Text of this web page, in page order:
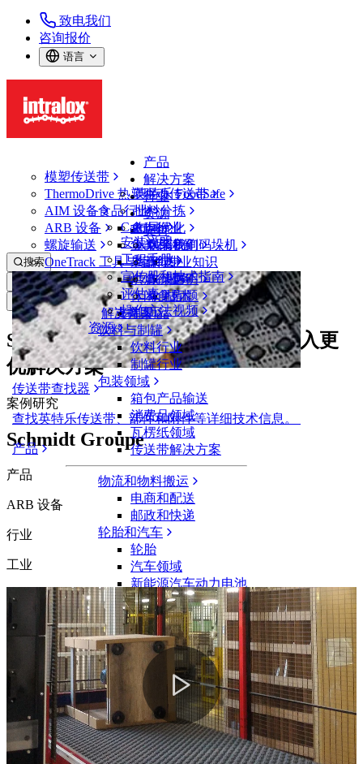
致电我们
咨询报价
语言
产品
模塑传送带
ThermoDrive 热塑驱动传送带
AIM 设备
ARB 设备
螺旋输送
OneTrack 工具与组件
传送带查找器
查找英特乐传送带、部件和附件等详细技术信息。
产品
解决方案
英特乐 FoodSafe
批料分拣
布局优化
从包装机到码垛机
专业知识
服务
技术
解决方案
行业
食品行业
禽肉行业
鱼类和海鲜
果蔬行业
烘焙行业
休闲食品
乳制品
饮料与制罐
饮料行业
制罐行业
包装领域
箱包产品输送
消费品领域
瓦楞纸领域
传送带解决方案
物流和物料搬运
电商和配送
邮政和快递
轮胎和汽车
轮胎
汽车领域
新能源汽车动力电池
工业
行业概览
资源
CalcLab
安装说明
工程手册
宣传册和技术指南
评估表
操作方法视频
资源
支持
联系我们
保证
政策声明
常见问题
支持
搜索
打开菜单
新闻&媒体
Schmidt Groupe为成品家具输送引入更
优解决方案
案例研究
Schmidt Groupe
产品
ARB 设备
行业
工业